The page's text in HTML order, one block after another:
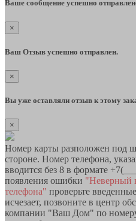
Ваше сообщение успешно
×
Ваш Отзыв успешно отправлен.
×
Вы уже оставляли отзыв к этому
×
Номер карты разположен под
стороне. Номер телефона,
вводится без 8 в формате
появления ошибки "Неверный
телефона" проверьте
исчезает, позвоните в центр
компании "Ваш Дом" по